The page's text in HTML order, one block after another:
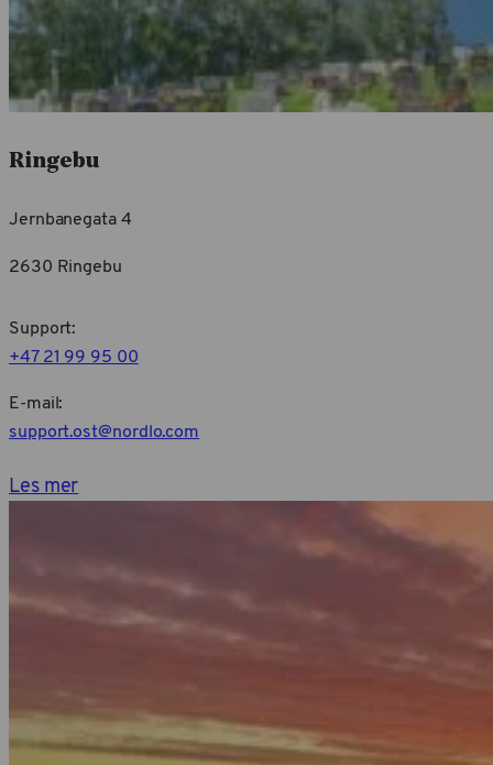
Ringebu
Jernbanegata 4
2630 Ringebu
Support:
+47 21 99 95 00
E-mail:
support.ost@nordlo.com
Les mer